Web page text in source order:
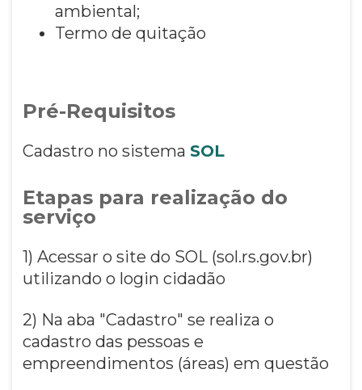
ambiental;
Termo de quitação
Pré-Requisitos
Cadastro no sistema SOL
Etapas para realização do
serviço
1) Acessar o site do SOL (sol.rs.gov.br)
utilizando o login cidadão
2) Na aba "Cadastro" se realiza o
cadastro das pessoas e
empreendimentos (áreas) em questão